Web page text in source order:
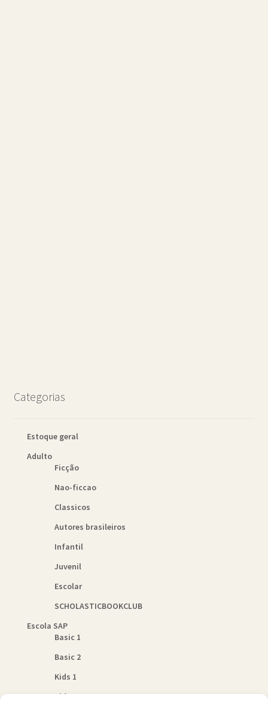
Categorias
Estoque geral
Adulto
Ficção
Nao-ficcao
Classicos
Autores brasileiros
Infantil
Juvenil
Escolar
SCHOLASTICBOOKCLUB
Escola SAP
Basic 1
Basic 2
Kids 1
Kids 2